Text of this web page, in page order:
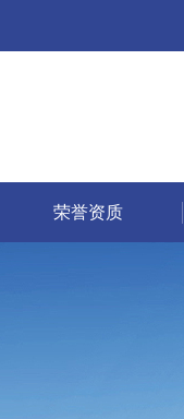
荣誉资质